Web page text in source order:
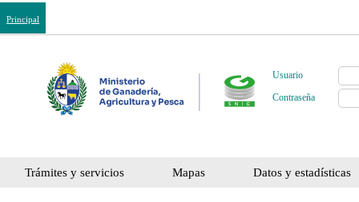
Principal
Usuario
Contraseña
Trámites y servicios Mapas Datos y estadísticas